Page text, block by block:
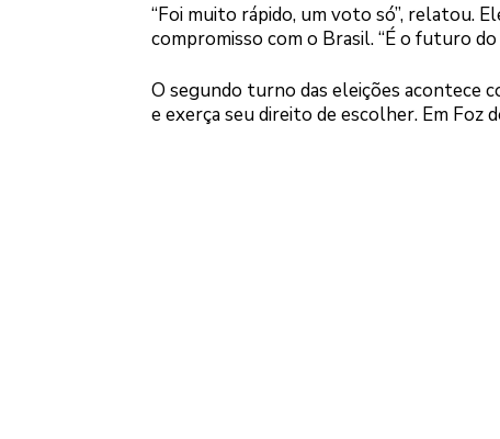
“Foi muito rápido, um voto só”, relatou.
compromisso com o Brasil. “É o futuro
O segundo turno das eleições acontece
e exerça seu direito de escolher. Em Foz